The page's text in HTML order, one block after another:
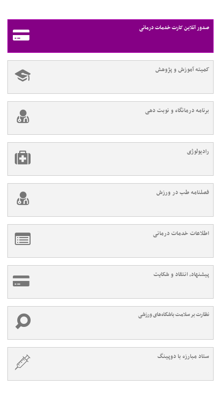
صدور آنلاین کارت خدمات درمانی
کمیته آموزش و پژوهش
برنامه درمانگاه و نوبت دهی
رادیولوژی
فصلنامه طب در ورزش
اطلاعات خدمات درمانی
پیشنهاد، انتقاد و شکایت
نظارت بر سلامت باشگاه‌های ورزشی
ستاد مبارزه با دوپینگ